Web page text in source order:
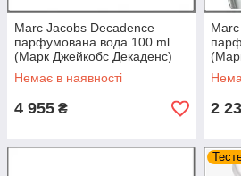
Marc Jacobs Decadence
парфумована вода 100 ml.
(Марк Джейкобс Декаденс)
Немає в наявності
4 955 ₴ 2